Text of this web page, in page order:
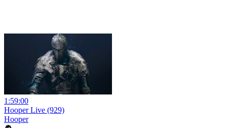
1:59:00
Hooper Live (929)
Hooper